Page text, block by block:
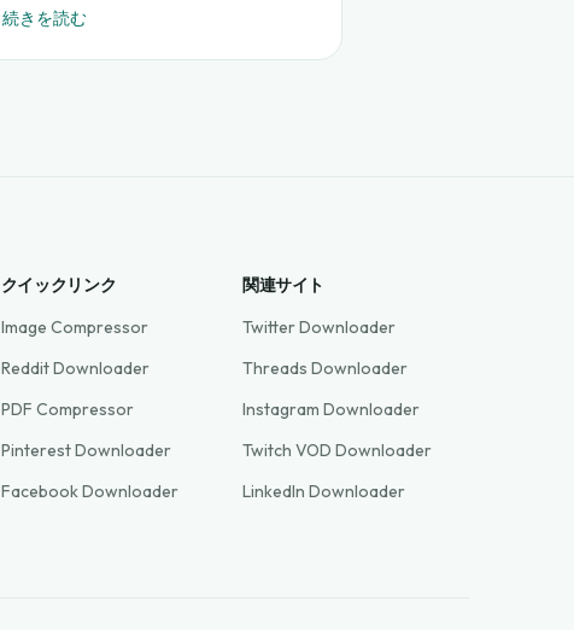
続きを読む
クイックリンク
Image Compressor
Reddit Downloader
PDF Compressor
Pinterest Downloader
Facebook Downloader
関連サイト
Twitter Downloader
Threads Downloader
Instagram Downloader
Twitch VOD Downloader
LinkedIn Downloader